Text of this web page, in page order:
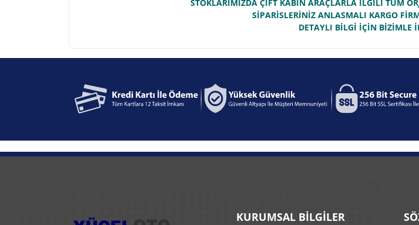
STOKLARIMIZDA ÇİFT KABİN ARAÇLARLA İLGİLİ TÜM
SİPARİSLERİNİZ ANLASMALI KARGO
DETAYLI BİLGİ İÇİN BİZİMLE
KURUMSAL BİLGİLER